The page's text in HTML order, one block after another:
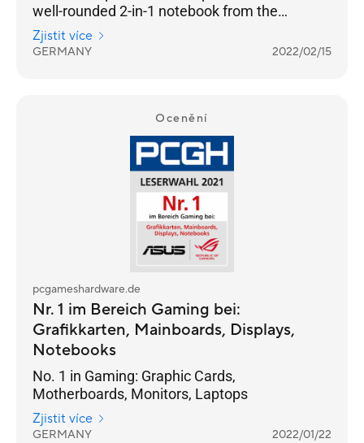
well-rounded 2-in-1 notebook from the
premium business segment.
Zjistit více
GERMANY 2022/02/15
Ocenění
pcgameshardware.de
Nr. 1 im Bereich Gaming bei:
Grafikkarten, Mainboards, Displays,
Notebooks
No. 1 in Gaming: Graphic Cards,
Motherboards, Monitors, Laptops
Zjistit více
GERMANY 2022/01/22